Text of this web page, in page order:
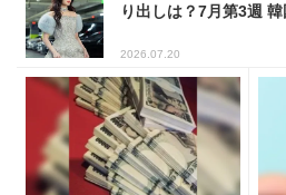
り出しは？7月第3週
2026.07.20